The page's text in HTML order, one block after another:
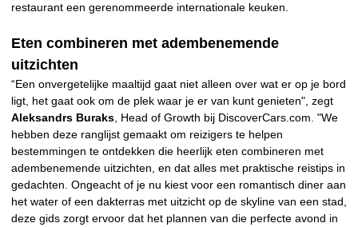
restaurant een gerenommeerde internationale keuken.
Eten combineren met adembenemende
uitzichten
“Een onvergetelijke maaltijd gaat niet alleen over wat er op je bord
ligt, het gaat ook om de plek waar je er van kunt genieten", zegt
Aleksandrs Buraks , Head of Growth bij DiscoverCars.com. "We
hebben deze ranglijst gemaakt om reizigers te helpen
bestemmingen te ontdekken die heerlijk eten combineren met
adembenemende uitzichten, en dat alles met praktische reistips in
gedachten. Ongeacht of je nu kiest voor een romantisch diner aan
het water of een dakterras met uitzicht op de skyline van een stad,
deze gids zorgt ervoor dat het plannen van die perfecte avond in